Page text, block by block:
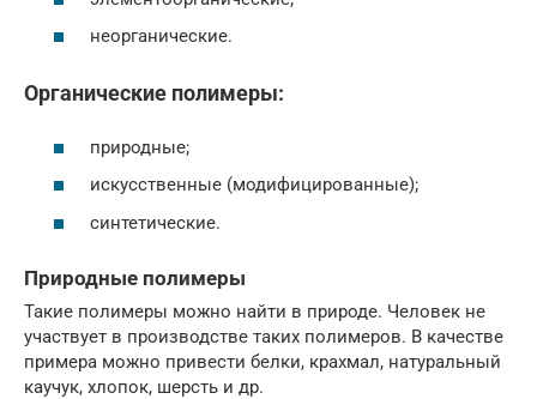
неорганические.
Органические полимеры:
природные;
искусственные (модифицированные);
синтетические.
Природные полимеры
Такие полимеры можно найти в природе. Человек не
участвует в производстве таких полимеров. В качестве
примера можно привести белки, крахмал, натуральный
каучук, хлопок, шерсть и др.